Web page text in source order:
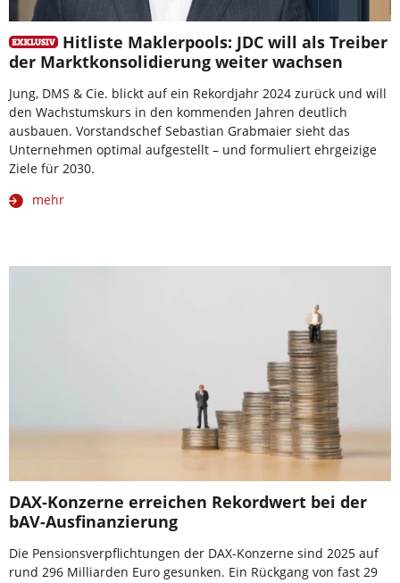
Hitliste Maklerpools: JDC will als Treiber
der Marktkonsolidierung weiter wachsen
Jung, DMS & Cie. blickt auf ein Rekordjahr 2024 zurück und will
den Wachstumskurs in den kommenden Jahren deutlich
ausbauen. Vorstandschef Sebastian Grabmaier sieht das
Unternehmen optimal aufgestellt – und formuliert ehrgeizige
Ziele für 2030.
mehr
DAX-Konzerne erreichen Rekordwert bei der
bAV-Ausfinanzierung
Die Pensionsverpflichtungen der DAX-Konzerne sind 2025 auf
rund 296 Milliarden Euro gesunken. Ein Rückgang von fast 29